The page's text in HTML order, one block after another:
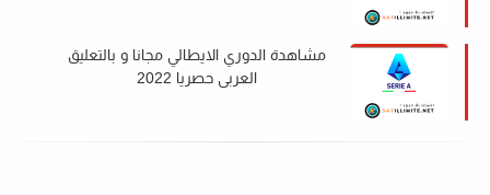
مشاهدة الدوري الايطالي مجانا و بالتعليق
العربي حصريا 2022